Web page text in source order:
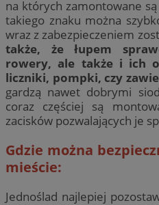
na których zamontowane
takiego znaku można
wraz z zabezpieczeniem
także, że łupem
rowery, ale także i ich
liczniki, pompki, czy
gardzą nawet dobrymi
coraz częściej są
zacisków pozwalających je
Gdzie można
mieście:
Jednoślad najlepiej